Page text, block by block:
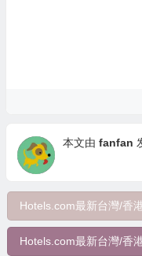
本文由 fanfan
Hotels.com最新台灣/香
Hotels.com最新台灣/香